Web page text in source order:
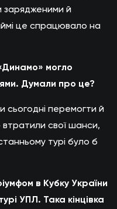
зарядженими й
це спрацювало на
могло
Думали про це?
сьогодні перемогти й
свої шанси,
турі було б
в Кубку України
УПЛ. Така кінцівка